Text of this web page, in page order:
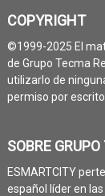
COPYRIGHT
©1999-2025 El
de Grupo Tecma
utilizarlo de
permiso por escrito
SOBRE
ESMARTCITY
español líder en